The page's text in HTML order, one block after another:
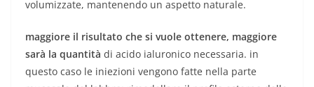
volumizzate, mantenendo un aspetto naturale.
maggiore il risultato che si vuole ottenere, maggiore
sarà la quantità di acido ialuronico necessaria. in
questo caso le iniezioni vengono fatte nella parte